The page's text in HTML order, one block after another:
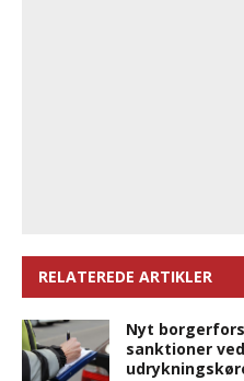
RELATEREDE ARTIKLER
Nyt
sanktioner